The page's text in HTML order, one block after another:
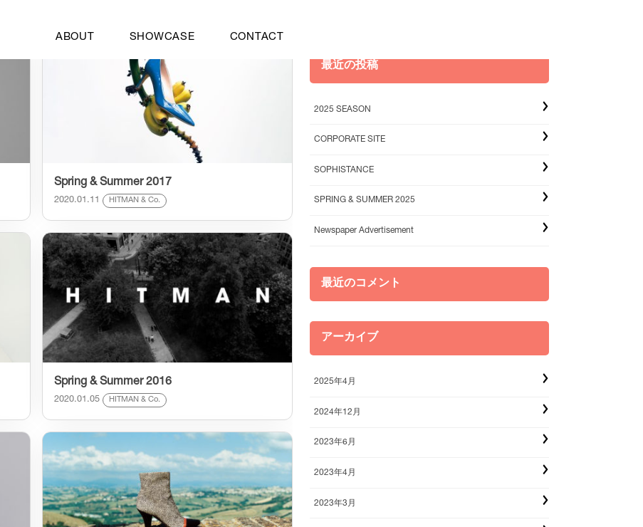
ABOUT SHOWCASE CONTACT
Spring & Summer 2017
2020.01.11 HITMAN & Co.
Spring & Summer 2016
2020.01.05 HITMAN & Co.
最近の投稿
2025 SEASON
CORPORATE SITE
SOPHISTANCE
SPRING & SUMMER 2025
Newspaper Advertisement
最近のコメント
アーカイブ
2025年4月
2024年12月
2023年6月
2023年4月
2023年3月